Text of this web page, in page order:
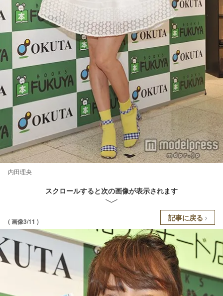
内田理央
スクロールすると次の画像が表示されます
( 画像3/11 ) 記事に戻る